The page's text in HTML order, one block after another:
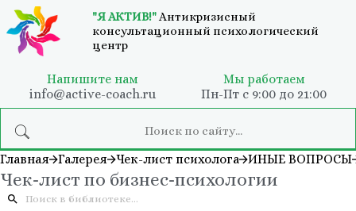
"Я АКТИВ!"Антикризисный
консультационный психологический
центр
Напишите нам
info@active-coach.ru
Мы работаем
Пн-Пт с 9:00 до 21:00
Главная Галерея Чек-лист психолога ИНЫЕ ВОПРОСЫ
Чек-лист по бизнес-психологии